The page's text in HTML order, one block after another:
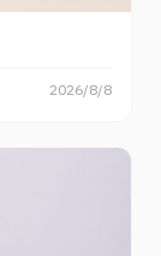
2026/8/8